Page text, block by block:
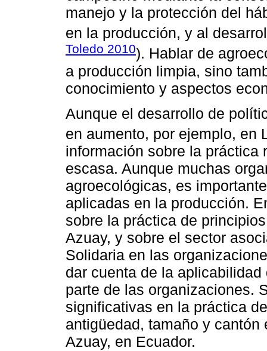
manejo y la protección del
en la producción, y al
Toledo 2010). Hablar de
a producción limpia, sino
conocimiento y aspectos
Aunque el desarrollo de
en aumento, por ejemplo, en
información sobre la práctica
escasa. Aunque muchas
agroecológicas, es
aplicadas en la producción.
sobre la práctica de
Azuay, y sobre el sector
Solidaria en las
dar cuenta de la
parte de las organizaciones.
significativas en la práctica
antigüedad, tamaño y
Azuay, en Ecuador.